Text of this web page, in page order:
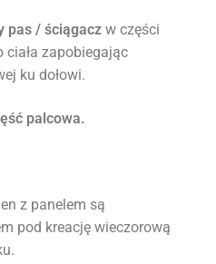
pas / ściągaczw części
ciała zapobiegając
ku dołowi.
palcowa.
z panelem są
pod kreację wieczorową